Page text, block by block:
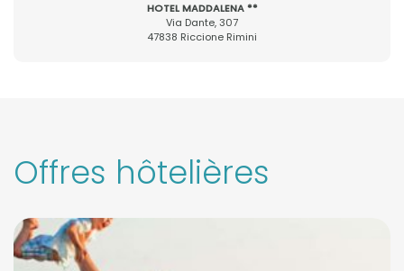
HOTEL MADDALENA **
Via Dante, 307
47838 Riccione Rimini
Offres hôtelières